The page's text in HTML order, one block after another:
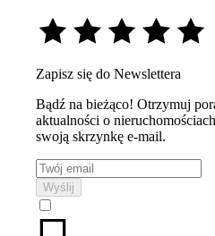
Zapisz się do Newslettera
Bądź na bieżąco! Otrzymuj
aktualności o
swoją skrzynkę e-mail.
Wyślij